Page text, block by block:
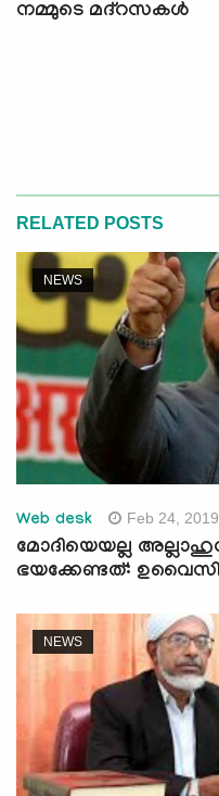
നമ്മുടെ മദ്‌റസകള്‍
RELATED POSTS
NEWS
Web desk Feb 24, 2019
മോദിയെയല്ല
ഭയക്കേണ്ടത്: ഉവൈസി
NEWS